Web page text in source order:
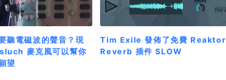
聽電磁波的聲音？現
麥克風可以幫你
望
Tim Exile 發佈了免費 Reaktor
Reverb 插件 SLOW